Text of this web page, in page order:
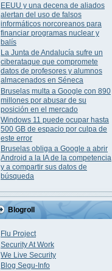
EEUU y una decena de aliados
alertan del uso de falsos
informáticos norcoreanos para
financiar programas nuclear y
balís
La Junta de Andalucía sufre un
ciberataque que compromete
datos de profesores y alumnos
almacenados en Séneca
Bruselas multa a Google con 890
millones por abusar de su
posición en el mercado
Windows 11 puede ocupar hasta
500 GB de espacio por culpa de
este error
Bruselas obliga a Google a abrir
Android a la IA de la competencia
y a compartir sus datos de
búsqueda
Blogroll
Flu Project
Security At Work
We Live Security
Blog Segu-Info